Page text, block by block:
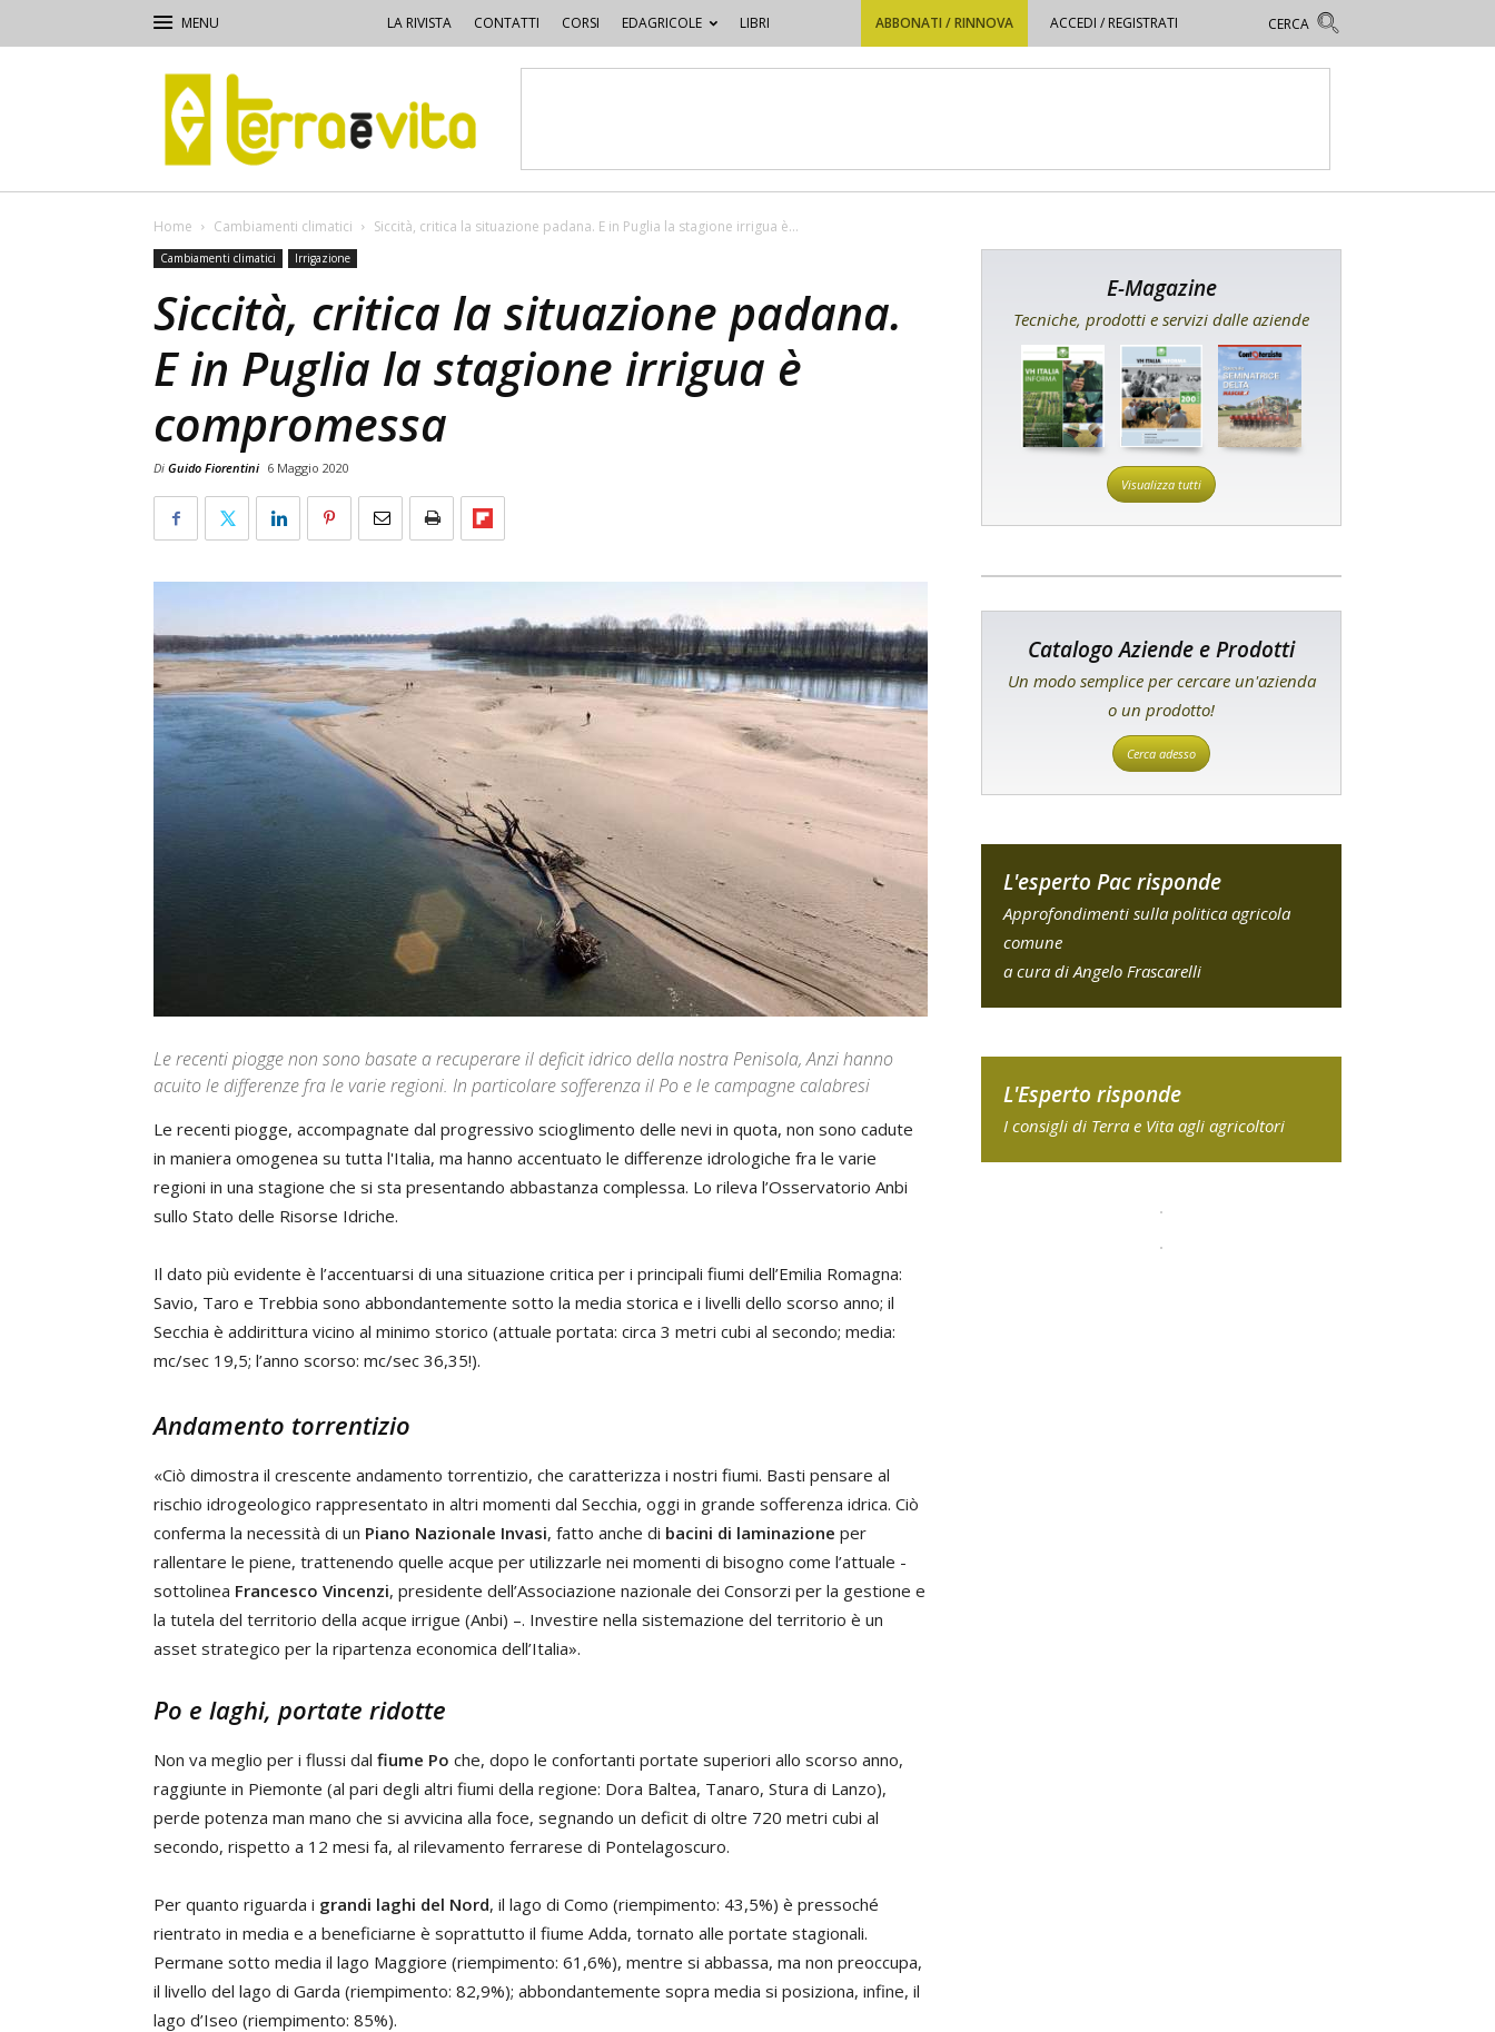
LA RIVISTA CONTATTI CORSI EDAGRICOLE LIBRI ABBONATI / RINNOVA ACCEDI / REGISTRATI
Terra
e
Vita
Home Cambiamenti climatici Siccità, critica la situazione padana. E in Puglia la stagione irrigua è...
Cambiamenti climatici Irrigazione
Siccità, critica la situazione padana.
E in Puglia la stagione irrigua è
compromessa
Di Guido Fiorentini 6 Maggio 2020
Le recenti piogge non sono basate a recuperare il deficit idrico della nostra Penisola, Anzi hanno
acuito le differenze fra le varie regioni. In particolare sofferenza il Po e le campagne calabresi
Le recenti piogge, accompagnate dal progressivo scioglimento delle nevi in quota, non sono cadute
in maniera omogenea su tutta l'Italia, ma hanno accentuato le differenze idrologiche fra le varie
regioni in una stagione che si sta presentando abbastanza complessa. Lo rileva l’Osservatorio Anbi
sullo Stato delle Risorse Idriche.
Il dato più evidente è l’accentuarsi di una situazione critica per i principali fiumi dell’Emilia Romagna:
Savio, Taro e Trebbia sono abbondantemente sotto la media storica e i livelli dello scorso anno; il
Secchia è addirittura vicino al minimo storico (attuale portata: circa 3 metri cubi al secondo; media:
mc/sec 19,5; l’anno scorso: mc/sec 36,35!).
Andamento torrentizio
«Ciò dimostra il crescente andamento torrentizio, che caratterizza i nostri fiumi. Basti pensare al
rischio idrogeologico rappresentato in altri momenti dal Secchia, oggi in grande sofferenza idrica. Ciò
conferma la necessità di un Piano Nazionale Invasi, fatto anche di bacini di laminazione per
rallentare le piene, trattenendo quelle acque per utilizzarle nei momenti di bisogno come l’attuale -
sottolinea Francesco Vincenzi, presidente dell’Associazione nazionale dei Consorzi per la gestione e
la tutela del territorio della acque irrigue (Anbi) –. Investire nella sistemazione del territorio è un
asset strategico per la ripartenza economica dell’Italia».
Po e laghi, portate ridotte
Non va meglio per i flussi dal fiume Po che, dopo le confortanti portate superiori allo scorso anno,
raggiunte in Piemonte (al pari degli altri fiumi della regione: Dora Baltea, Tanaro, Stura di Lanzo),
perde potenza man mano che si avvicina alla foce, segnando un deficit di oltre 720 metri cubi al
secondo, rispetto a 12 mesi fa, al rilevamento ferrarese di Pontelagoscuro.
Per quanto riguarda i grandi laghi del Nord, il lago di Como (riempimento: 43,5%) è pressoché
rientrato in media e a beneficiarne è soprattutto il fiume Adda, tornato alle portate stagionali.
Permane sotto media il lago Maggiore (riempimento: 61,6%), mentre si abbassa, ma non preoccupa,
il livello del lago di Garda (riempimento: 82,9%); abbondantemente sopra media si posiziona, infine, il
lago d’Iseo (riempimento: 85%).
E-Magazine
Tecniche, prodotti e servizi dalle aziende
Visualizza tutti
Catalogo Aziende e Prodotti
Un modo semplice per cercare un'azienda
o un prodotto!
Cerca adesso
L'esperto Pac risponde
Approfondimenti sulla politica agricola
comune
a cura di Angelo Frascarelli
L'Esperto risponde
I consigli di Terra e Vita agli agricoltori